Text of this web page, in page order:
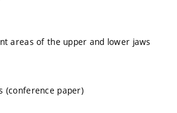
areas of the upper and lower jaws
(conference paper)